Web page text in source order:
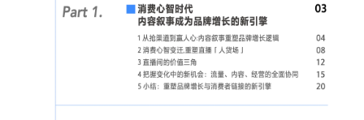
新零售资讯
新零售内参